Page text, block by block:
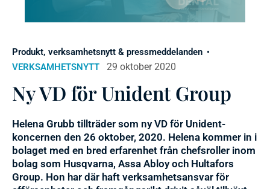
Produkt, verksamhetsnytt & pressmeddelanden
VERKSAMHETSNYTT
29 oktober 2020
Ny VD för Unident Group
Helena Grubb tillträder som ny VD för Unident-
koncernen den 26 oktober, 2020. Helena kommer in i
bolaget med en bred erfarenhet från chefsroller inom
bolag som Husqvarna, Assa Abloy och Hultafors
Group. Hon har där haft verksamhetsansvar för